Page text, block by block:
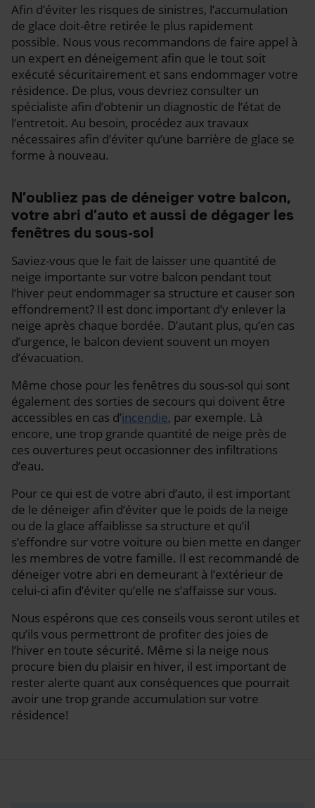
Afin d’éviter les risques de sinistres, l’accumulation
de glace doit-être retirée le plus rapidement
possible. Nous vous recommandons de faire appel à
un expert en déneigement afin que le tout soit
exécuté sécuritairement et sans endommager votre
résidence. De plus, vous devriez consulter un
spécialiste afin d’obtenir un diagnostic de l’état de
l’entretoit. Au besoin, procédez aux travaux
nécessaires afin d’éviter qu’une barrière de glace se
forme à nouveau.
N’oubliez pas de déneiger votre balcon,
votre abri d’auto et aussi de dégager les
fenêtres du sous-sol
Saviez-vous que le fait de laisser une quantité de
neige importante sur votre balcon pendant tout
l’hiver peut endommager sa structure et causer son
effondrement? Il est donc important d’y enlever la
neige après chaque bordée. D’autant plus, qu’en cas
d’urgence, le balcon devient souvent un moyen
d’évacuation.
Même chose pour les fenêtres du sous-sol qui sont
également des sorties de secours qui doivent être
accessibles en cas d’incendie, par exemple. Là
encore, une trop grande quantité de neige près de
ces ouvertures peut occasionner des infiltrations
d’eau.
Pour ce qui est de votre abri d’auto, il est important
de le déneiger afin d’éviter que le poids de la neige
ou de la glace affaiblisse sa structure et qu’il
s’effondre sur votre voiture ou bien mette en danger
les membres de votre famille. Il est recommandé de
déneiger votre abri en demeurant à l’extérieur de
celui-ci afin d’éviter qu’elle ne s’affaisse sur vous.
Nous espérons que ces conseils vous seront utiles et
qu’ils vous permettront de profiter des joies de
l’hiver en toute sécurité. Même si la neige nous
procure bien du plaisir en hiver, il est important de
rester alerte quant aux conséquences que pourrait
avoir une trop grande accumulation sur votre
résidence!